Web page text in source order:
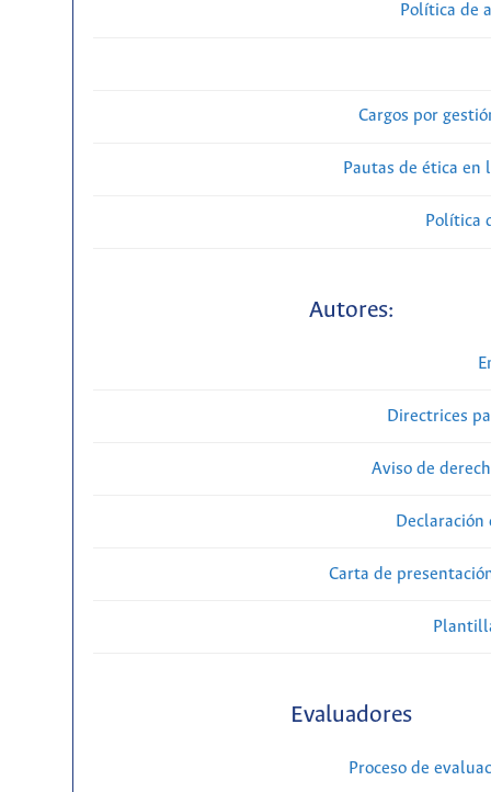
Política de
Cargos por
Pautas de ética en
Política
Autores:
Directrices
Aviso de
Carta de
Evaluadores
Proceso de